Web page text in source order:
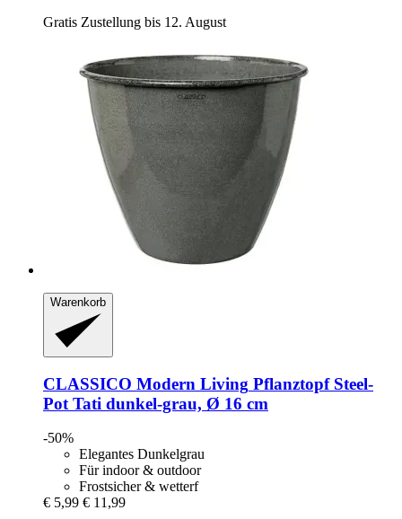
Gratis Zustellung bis 12. August
Warenkorb
CLASSICO Modern Living Pflanztopf Steel-​
Pot Tati dunkel-​grau, Ø 16 cm
-50%
Elegantes Dunkelgrau
Für indoor & outdoor
Frostsicher & wetterf
€ 5,99 € 11,99